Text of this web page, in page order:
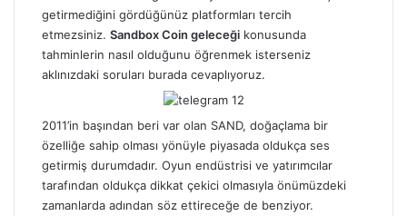
getirmediğini gördüğünüz platformları tercih
etmezsiniz. Sandbox Coin geleceği konusunda
tahminlerin nasıl olduğunu öğrenmek isterseniz
aklınızdaki soruları burada cevaplıyoruz.
2011’in başından beri var olan SAND, doğaçlama bir
özelliğe sahip olması yönüyle piyasada oldukça ses
getirmiş durumdadır. Oyun endüstrisi ve yatırımcılar
tarafından oldukça dikkat çekici olmasıyla önümüzdeki
zamanlarda adından söz ettireceğe de benziyor.